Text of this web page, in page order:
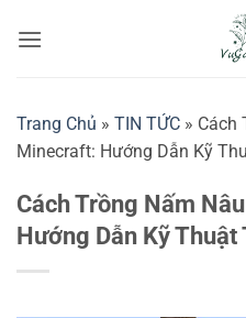
qua
Trang Chủ » TIN TỨC » Cách
Minecraft: Hướng Dẫn Kỹ
Cách Trồng Nấm
Hướng Dẫn Kỹ